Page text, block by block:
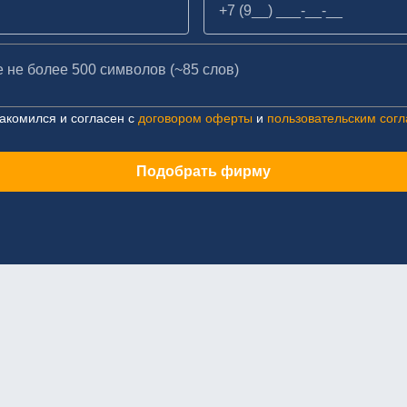
и согласен с договором оферты и пользовательским
Подобрать фирму